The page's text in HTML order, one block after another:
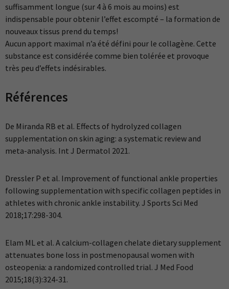
suffisamment longue (sur 4 à 6 mois au moins) est
indispensable pour obtenir l’effet escompté – la formation de
nouveaux tissus prend du temps!
Aucun apport maximal n’a été défini pour le collagène. Cette
substance est considérée comme bien tolérée et provoque
très peu d’effets indésirables.
Références
De Miranda RB et al. Effects of hydrolyzed collagen
supplementation on skin aging: a systematic review and
meta-analysis. Int J Dermatol 2021.
Dressler P et al. Improvement of functional ankle properties
following supplementation with specific collagen peptides in
athletes with chronic ankle instability. J Sports Sci Med
2018;17:298-304.
Elam ML et al. A calcium-collagen chelate dietary supplement
attenuates bone loss in postmenopausal women with
osteopenia: a randomized controlled trial. J Med Food
2015;18(3):324-31.